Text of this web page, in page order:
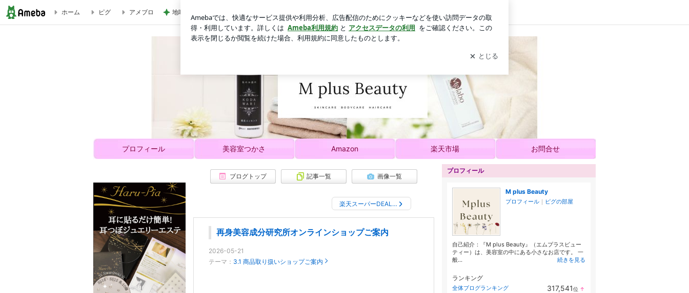
マグネシウムシャンプー、亜鉛の頭皮美容液のお店 再身美容成分研究所 | M plus Beauty ／美容室つかさ ショップとサロンの美容情報
ホーム ピグ アメブロ 地味なストレス減った買ってよかった物 新規登録 ログイン
M plus Beautyは美容室の中のお店です。ブログでは美容師おすすめのアイテムやサロン情報をご案内しております！どうぞよろしくお願いいたします。
ブログトップ 記事一覧 画像一覧
楽天スーパーDEAL…
再身美容成分研究所オンラインショップご案内
2026-05-21
テーマ： 3.1 商品取り扱いショップご案内
プロフィール
M plus Beauty
プロフィール ｜ ピグの部屋
自己紹介：『M plus Beauty』（エムプラスビュー
ティー）は、美容室の中にある小さなお店です。 一
般...
続きを見る
ランキング
全体ブログランキング 317,541位 ↑
プロフィール 美容室つかさ Amazon 楽天市場 お問合せ